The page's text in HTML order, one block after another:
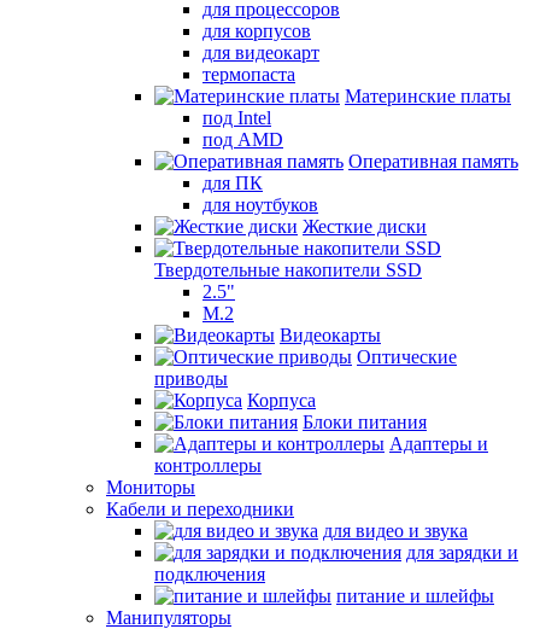
для процессоров
для корпусов
для видеокарт
термопаста
Материнские платы
под Intel
под AMD
Оперативная память
для ПК
для ноутбуков
Жесткие диски
Твердотельные накопители SSD
2.5"
M.2
Видеокарты
Оптические
приводы
Корпуса
Блоки питания
Адаптеры и
контроллеры
Мониторы
Кабели и переходники
для видео и звука
для зарядки и
подключения
питание и шлейфы
Манипуляторы